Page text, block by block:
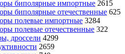
биполярные импортные 2615
биполярные отечественные 625
полевые импортные 3284
полевые отечественные 322
дроссели 4299
2659